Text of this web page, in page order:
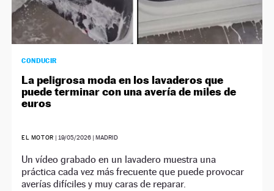
CONDUCIR
La peligrosa moda en los lavaderos que
puede terminar con una avería de miles de
euros
EL MOTOR | 19/05/2026| MADRID
Un vídeo grabado en un lavadero muestra una
práctica cada vez más frecuente que puede provocar
averías difíciles y muy caras de reparar.